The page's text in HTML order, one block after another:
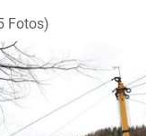
Fotos)